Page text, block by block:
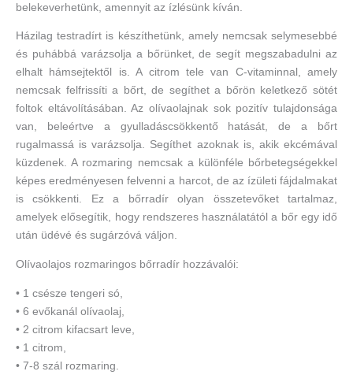
belekeverhetünk, amennyit az ízlésünk kíván.
Házilag testradírt is készíthetünk, amely nemcsak selymesebbé
és puhábbá varázsolja a bőrünket, de segít megszabadulni az
elhalt hámsejtektől is. A citrom tele van C-vitaminnal, amely
nemcsak felfrissíti a bőrt, de segíthet a bőrön keletkező sötét
foltok eltávolításában. Az olívaolajnak sok pozitív tulajdonsága
van, beleértve a gyulladáscsökkentő hatását, de a bőrt
rugalmassá is varázsolja. Segíthet azoknak is, akik ekcémával
küzdenek. A rozmaring nemcsak a különféle bőrbetegségekkel
képes eredményesen felvenni a harcot, de az ízületi fájdalmakat
is csökkenti. Ez a bőrradír olyan összetevőket tartalmaz,
amelyek elősegítik, hogy rendszeres használatától a bőr egy idő
után üdévé és sugárzóvá váljon.
Olívaolajos rozmaringos bőrradír hozzávalói:
• 1 csésze tengeri só,
• 6 evőkanál olívaolaj,
• 2 citrom kifacsart leve,
• 1 citrom,
• 7-8 szál rozmaring.